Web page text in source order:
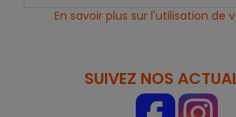
En savoir plus sur l'utilisation de
SUIVEZ NOS